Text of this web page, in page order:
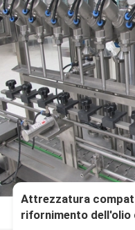
Attrezzatura
rifornimento dell'olio